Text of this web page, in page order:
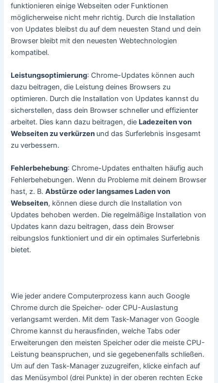
funktionieren einige Webseiten oder Funktionen
möglicherweise nicht mehr richtig. Durch die Installation
von Updates bleibst du auf dem neuesten Stand und dein
Browser bleibt mit den neuesten Webtechnologien
kompatibel.
Leistungsoptimierung: Chrome-Updates können auch
dazu beitragen, die Leistung deines Browsers zu
optimieren. Durch die Installation von Updates kannst du
sicherstellen, dass dein Browser schneller und effizienter
arbeitet. Dies kann dazu beitragen, die Ladezeiten von
Webseiten zu verkürzen und das Surferlebnis insgesamt
zu verbessern.
Fehlerbehebung: Chrome-Updates enthalten häufig auch
Fehlerbehebungen. Wenn du Probleme mit deinem Browser
hast, z. B.Abstürze oder langsames Laden von
Webseiten, können diese durch die Installation von
Updates behoben werden. Die regelmäßige Installation von
Updates kann dazu beitragen, dass dein Browser
reibungslos funktioniert und dir ein optimales Surferlebnis
bietet.
Wie jeder andere Computerprozess kann auch Google
Chrome durch die Speicher- oder CPU-Auslastung
verlangsamt werden. Mit dem Task-Manager von Google
Chrome kannst du herausfinden, welche Tabs oder
Erweiterungen den meisten Speicher oder die meiste CPU-
Leistung beanspruchen, und sie gegebenenfalls schließen.
Um auf den Task-Manager zuzugreifen, klicke einfach auf
das Menüsymbol (drei Punkte) in der oberen rechten Ecke